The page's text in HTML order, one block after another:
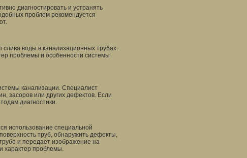
диагностировать и устранять
проблем рекомендуется
слива воды в канализационных трубах.
проблемы и особенности системы
канализации. Специалист
засоров или других дефектов. Если
диагностики.
использование специальной
труб, обнаружить дефекты,
и передает изображение на
характер проблемы.